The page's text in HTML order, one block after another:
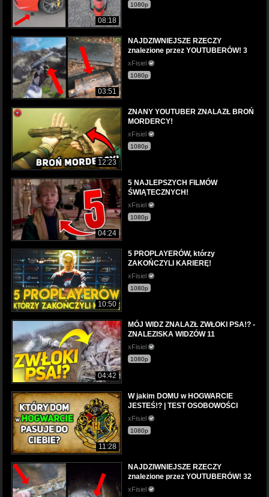
08:18
1080p
03:51
NAJDZIWNIEJSZE RZECZY
znalezione przez YOUTUBERÓW! 3
xFisiel
1080p
12:23
ZNANY YOUTUBER ZNALAZŁ BROŃ
MORDERCY!
xFisiel
1080p
04:24
5 NAJLEPSZYCH FILMÓW
ŚWIĄTECZNYCH!
xFisiel
1080p
10:50
5 PROPLAYERÓW, którzy
ZAKOŃCZYLI KARIERĘ!
xFisiel
1080p
04:42
MÓJ WIDZ ZNALAZŁ ZWŁOKI PSA!? -
ZNALEZISKA WIDZÓW 11
xFisiel
1080p
11:28
W jakim DOMU w HOGWARCIE
JESTEŚ!? | TEST OSOBOWOŚCI
xFisiel
1080p
NAJDZIWNIEJSZE RZECZY
znalezione przez YOUTUBERÓW! 32
xFisiel